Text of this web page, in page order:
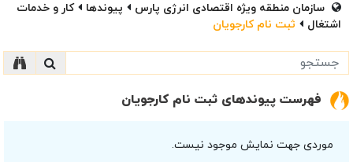
سازمان منطقه ویژه اقتصادی انرژی پارس پیوندها
کار و خدمات
اشتغال
ثبت نام کارجویان
فهرست پیوندهای ثبت نام کارجویان
موردی جهت نمایش موجود نیست.